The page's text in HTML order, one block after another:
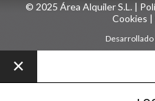
© 2025 Área Alquiler S.L. |
Cookies
Desarrollado
×